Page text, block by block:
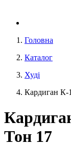
Головна
Каталог
Худі
Кардиган К-
Тон 17